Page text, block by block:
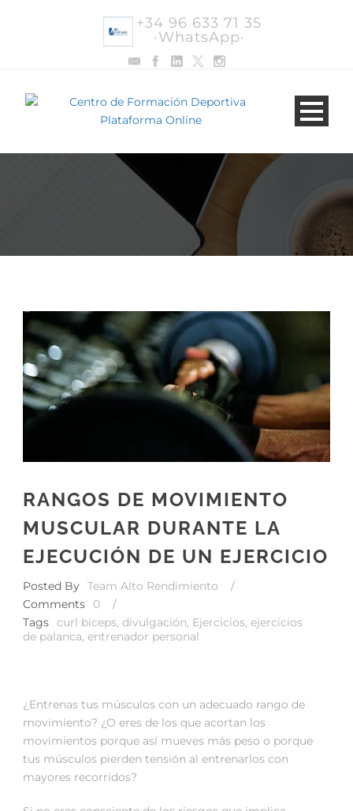
+34 96 633 71 35
·WhatsApp·
RANGOS DE MOVIMIENTO
MUSCULAR DURANTE LA
EJECUCIÓN DE UN EJERCICIO
Posted By Team Alto Rendimiento
/
Comments
0
/
Tags curl biceps, divulgación, Ejercicios, ejercicios
de palanca, entrenador personal
¿Entrenas tus músculos con un adecuado rango de
movimiento? ¿O eres de los que acortan los
movimientos porque así mueves más peso o porque
tus músculos pierden tensión al entrenarlos con
mayores recorridos?